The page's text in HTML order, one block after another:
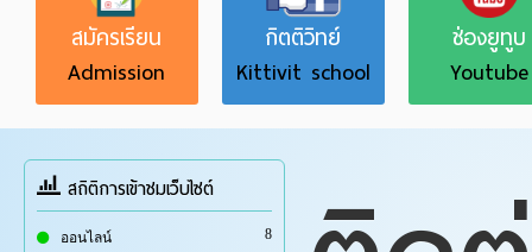
สมัครเรียน
Admission
กิตติวิทย์
Kittivit school
ช่องยูทูบ
Youtube
สถิติการเข้าชมเว็บไซต์
ออนไลน์
8